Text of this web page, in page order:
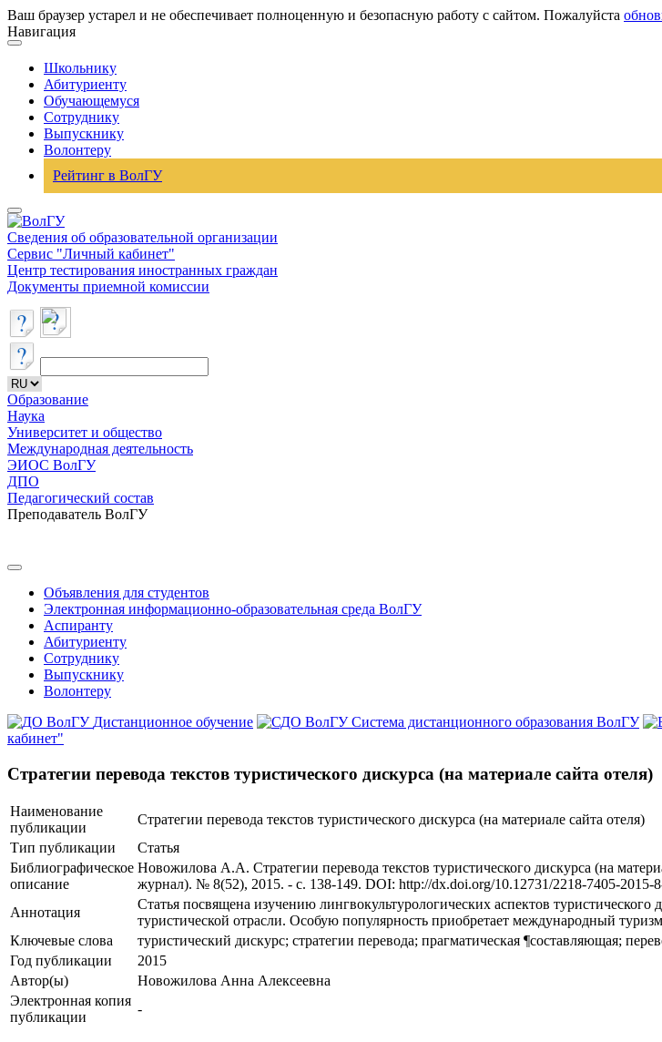
Ваш браузер устарел и не обеспечивает полноценную и безопасную работу с сайтом. Пожалуйста
Навигация
Школьнику
Абитуриенту
Обучающемуся
Сотруднику
Выпускнику
Волонтеру
Рейтинг в ВолГУ
Сведения об образовательной организации
Сервис "Личный кабинет"
Центр тестирования иностранных граждан
Документы приемной комиссии
Образование
Наука
Университет и общество
Международная деятельность
ЭИОС ВолГУ
ДПО
Педагогический состав
Преподаватель ВолГУ
Объявления для студентов
Электронная информационно-образовательная среда ВолГУ
Аспиранту
Абитуриенту
Сотруднику
Выпускнику
Волонтеру
Дистанционное обучение
Система дистанционного образования ВолГУ
кабинет"
Стратегии перевода текстов туристического дискурса (на материале сайта отеля)
Наименование
публикации
Стратегии перевода текстов туристического дискурса (на материале сайта отеля)
Тип публикации
Статья
Библиографическое
описание
Новожилова А.А. Стратегии перевода текстов туристического дискурса (на
журнал). № 8(52), 2015. - c. 138-149. DOI: http://dx.doi.org/10.12731/2218-7405-2015-
Аннотация
Статья посвящена изучению лингвокультурологических аспектов туристического
туристической отрасли. Особую популярность приобретает международный
Ключевые cлова
туристический дискурс; стратегии перевода; прагматическая ¶составляющая;
Год публикации
2015
Автор(ы)
Новожилова Анна Алексеевна
Электронная копия
публикации
-